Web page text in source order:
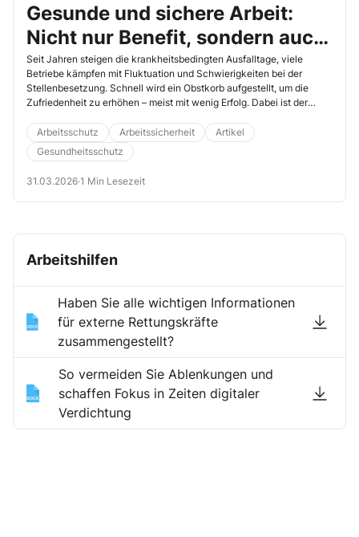
Gesunde und sichere Arbeit:
Nicht nur Benefit, sondern auch
ein echter Attraktivitätsfaktor
Seit Jahren steigen die krankheitsbedingten Ausfalltage, viele
Betriebe kämpfen mit Fluktuation und Schwierigkeiten bei der
Stellenbesetzung. Schnell wird ein Obstkorb aufgestellt, um die
Zufriedenheit zu erhöhen – meist mit wenig Erfolg. Dabei ist der
zeigt, dass die Arbeitgeberattraktivität nicht allein durch Gehalt oder
Karrierepfade entsteht. Auch Maßnahmen im Arbeitsschutz und im
BGM tragen dazu bei, dass Arbeitgeber als glaubwürdig und
Arbeitsschutz Arbeitssicherheit
Artikel
Gesundheitsschutz
31.03.2026·1 Min Lesezeit
Arbeitshilfen
Haben Sie alle wichtigen Informationen
für externe Rettungskräfte
zusammengestellt?
So vermeiden Sie Ablenkungen und
schaffen Fokus in Zeiten digitaler
Verdichtung